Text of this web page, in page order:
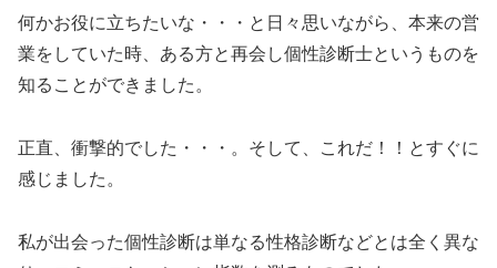
何かお役に立ちたいな・・・と日々思いながら、本来の営
業をしていた時、ある方と再会し個性診断士というものを
知ることができました。
正直、衝撃的でした・・・。そして、これだ！！とすぐに
感じました。
私が出会った個性診断は単なる性格診断などとは全く異な